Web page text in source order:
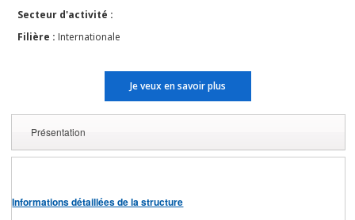
Secteur d'activité :
Filière : Internationale
Je veux en savoir plus
Présentation
Informations détaillées de la structure